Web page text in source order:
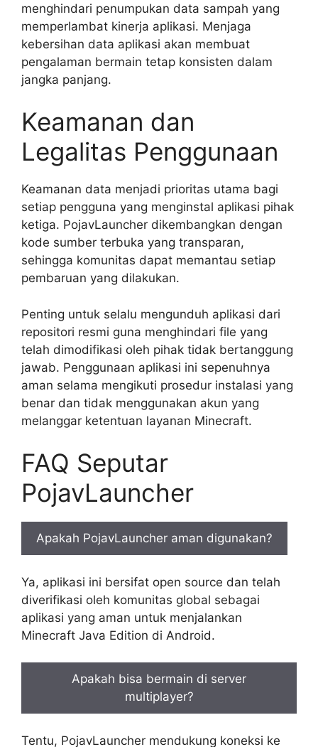
menghindari penumpukan data sampah yang
memperlambat kinerja aplikasi. Menjaga
kebersihan data aplikasi akan membuat
pengalaman bermain tetap konsisten dalam
jangka panjang.
Keamanan dan
Legalitas Penggunaan
Keamanan data menjadi prioritas utama bagi
setiap pengguna yang menginstal aplikasi pihak
ketiga. PojavLauncher dikembangkan dengan
kode sumber terbuka yang transparan,
sehingga komunitas dapat memantau setiap
pembaruan yang dilakukan.
Penting untuk selalu mengunduh aplikasi dari
repositori resmi guna menghindari file yang
telah dimodifikasi oleh pihak tidak bertanggung
jawab. Penggunaan aplikasi ini sepenuhnya
aman selama mengikuti prosedur instalasi yang
benar dan tidak menggunakan akun yang
melanggar ketentuan layanan Minecraft.
FAQ Seputar
PojavLauncher
Apakah PojavLauncher aman digunakan?
Ya, aplikasi ini bersifat open source dan telah
diverifikasi oleh komunitas global sebagai
aplikasi yang aman untuk menjalankan
Minecraft Java Edition di Android.
Apakah bisa bermain di server
multiplayer?
Tentu, PojavLauncher mendukung koneksi ke